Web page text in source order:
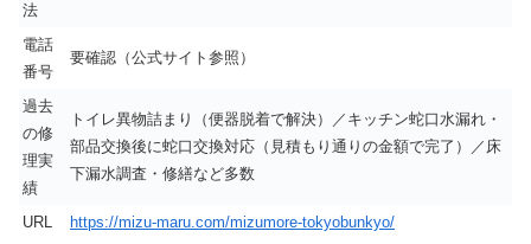
法
電話
番号
要確認（公式サイト参照）
過去
の修
理実
績
トイレ異物詰まり（便器脱着で解決）／キッチン蛇口水漏れ・
部品交換後に蛇口交換対応（見積もり通りの金額で完了）／床
下漏水調査・修繕など多数
URL https://mizu-maru.com/mizumore-tokyobunkyo/